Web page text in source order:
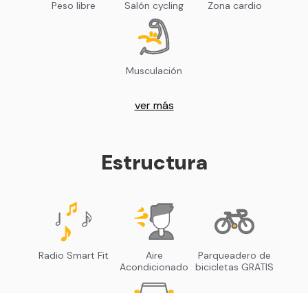
Peso libre Salón cycling Zona cardio
Musculación
ver más
Estructura
Radio Smart Fit
Aire
Acondicionado
Parqueadero de
bicicletas GRATIS